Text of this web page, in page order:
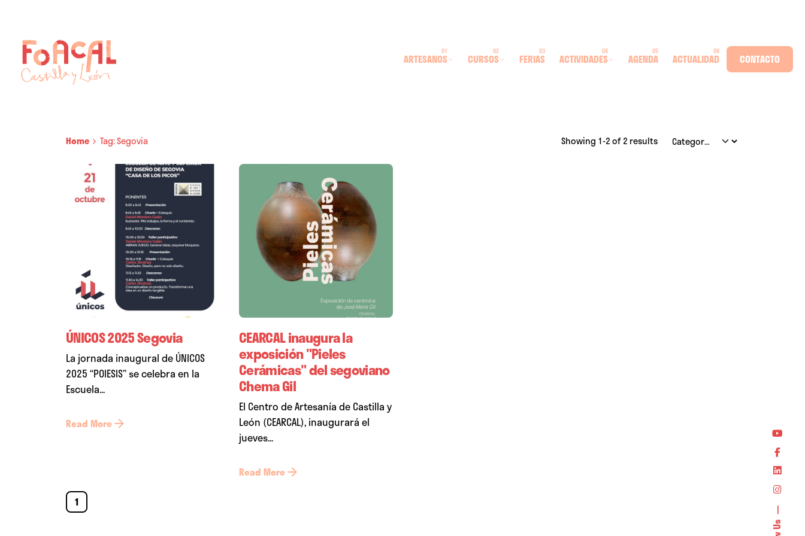
content
ARTESANOS CURSOS FERIAS ACTIVIDADES AGENDA ACTUALIDAD CONTACTO
Home Tag: Segovia Showing 1-2 of 2 results
ÚNICOS 2025 Segovia
La jornada inaugural de ÚNICOS
2025 “POIESIS” se celebra en la
Escuela...
Read More
CEARCAL inaugura la
exposición "Pieles
Cerámicas" del segoviano
Chema Gil
El Centro de Artesanía de Castilla y
León (CEARCAL), inaugurará el
jueves...
Read More
1